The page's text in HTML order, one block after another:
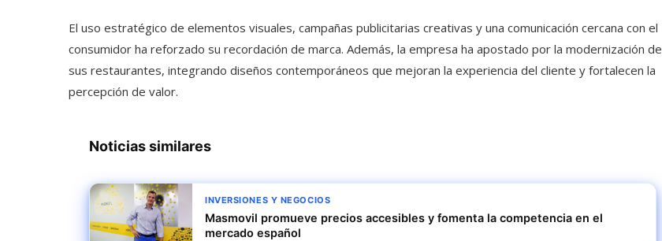
El uso estratégico de elementos visuales, campañas publicitarias creativas y una comunicación cercana con el
consumidor ha reforzado su recordación de marca. Además, la empresa ha apostado por la modernización de
sus restaurantes, integrando diseños contemporáneos que mejoran la experiencia del cliente y fortalecen la
percepción de valor.
Noticias similares
INVERSIONES Y NEGOCIOS
Masmovil promueve precios accesibles y fomenta la competencia en el
mercado español